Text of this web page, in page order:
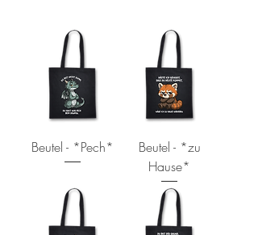
Beutel - *Pech*
Beutel - *zu
Hause*